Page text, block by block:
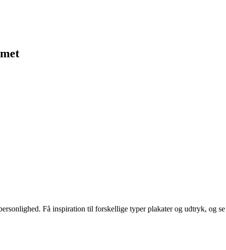
Få inspiration til forskellige typer plakater og udtryk, og